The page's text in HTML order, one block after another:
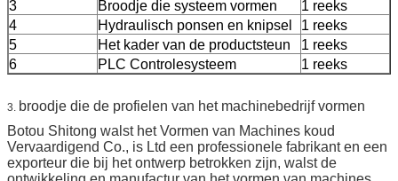
3 Broodje die systeem vormen
1 reeks
4
Hydraulisch ponsen en knipsel
1 reeks
5
Het kader van de productsteun
1 reeks
6
PLC Controlesysteem 1 reeks
3. broodje die de profielen van het machinebedrijf vormen
Botou Shitong walst het Vormen van Machines koud
Vervaardigend Co., is Ltd een professionele fabrikant en een
exporteur die bij het ontwerp betrokken zijn, walst de